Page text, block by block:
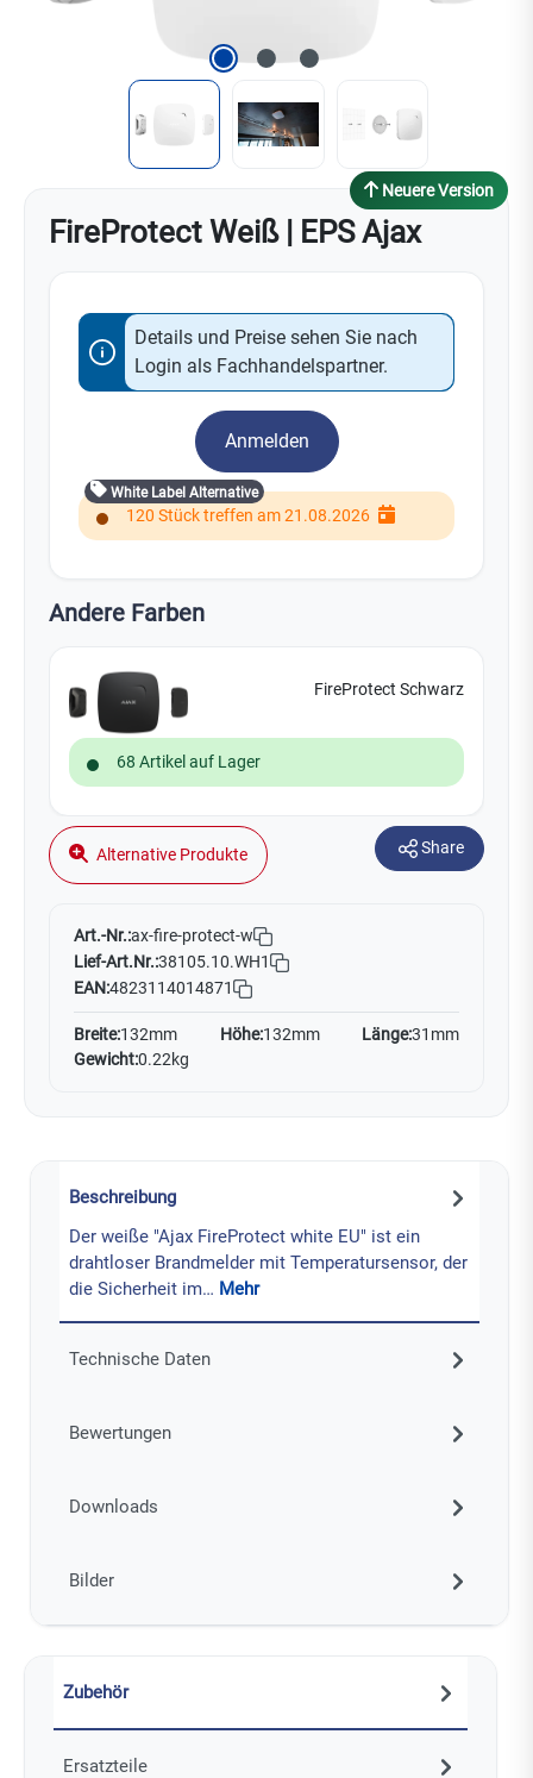
FireProtect Weiß | EPS Ajax
Neuere Version
Details und Preise sehen Sie nach
Login als Fachhandelspartner.
Anmelden
White Label Alternative
120 Stück treffen am 21.08.2026
Andere Farben
FireProtect Schwarz
68 Artikel auf Lager
Alternative Produkte Share
Art.-Nr.:ax-fire-protect-w
Lief-Art.Nr.:38105.10.WH1
EAN:4823114014871
Breite:132mm Höhe:132mm Länge:31mm
Gewicht:0.22kg
Beschreibung
Der weiße "Ajax FireProtect white EU" ist ein
drahtloser Brandmelder mit Temperatursensor, der
die Sicherheit im… Mehr
Technische Daten
Bewertungen
Downloads
Bilder
Zubehör
Ersatzteile